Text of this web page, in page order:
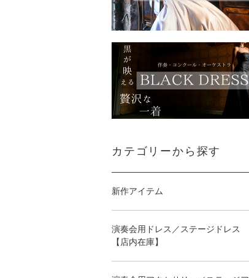
カテゴリーから探す
新作アイテム
演奏会用ドレス／ステージドレス
【店内在庫】